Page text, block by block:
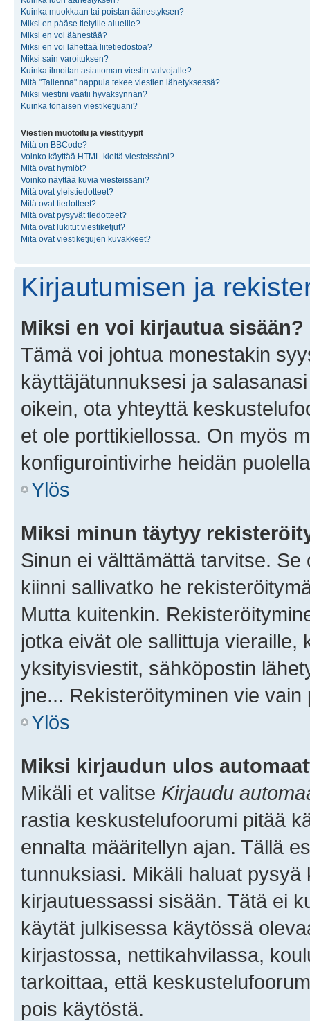
Kuinka muokkaan tai poistan äänestyksen?
Miksi en pääse tietyille alueille?
Miksi en voi äänestää?
Miksi en voi lähettää liitetiedostoa?
Miksi sain varoituksen?
Kuinka ilmoitan asiattoman viestin valvojalle?
Mitä "Tallenna" nappula tekee viestien lähetyksessä?
Miksi viestini vaatii hyväksynnän?
Kuinka tönäisen viestiketjuani?
Viestien muotoilu ja viestityypit
Mitä on BBCode?
Voinko käyttää HTML-kieltä viesteissäni?
Mitä ovat hymiöt?
Voinko näyttää kuvia viesteissäni?
Mitä ovat yleistiedotteet?
Mitä ovat tiedotteet?
Mitä ovat pysyvät tiedotteet?
Mitä ovat lukitut viestiketjut?
Mitä ovat viestiketjujen kuvakkeet?
Kirjautumisen ja
Miksi en voi kirjautua sisään?
Tämä voi johtua monestakin
käyttäjätunnuksesi ja
oikein, ota yhteyttä
et ole porttikiellossa. On myös
konfigurointivirhe heidän
Ylös
Miksi minun täytyy
Sinun ei välttämättä tarvitse.
kiinni sallivatko he
Mutta kuitenkin.
jotka eivät ole sallittuja vieraille,
yksityisviestit, sähköpostin
jne... Rekisteröityminen vie
Ylös
Miksi kirjaudun ulos
Mikäli et valitse Kirjaudu
rastia keskustelufoorumi pitää
ennalta määritellyn ajan. Tällä
tunnuksiasi. Mikäli haluat
kirjautuessassi sisään. Tätä ei
käytät julkisessa käytössä
kirjastossa, nettikahvilassa,
tarkoittaa, että
pois käytöstä.